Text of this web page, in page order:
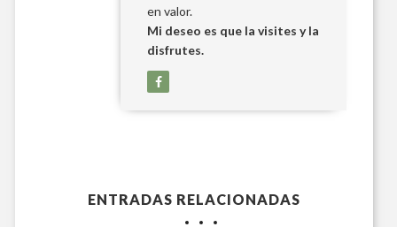
en valor.
Mi deseo es que la visites y la
disfrutes.
ENTRADAS RELACIONADAS